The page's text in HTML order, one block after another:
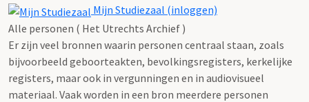
Mijn Studiezaal (inloggen)
Alle personen ( Het Utrechts Archief )
Er zijn veel bronnen waarin personen centraal staan, zoals
bijvoorbeeld geboorteakten, bevolkingsregisters, kerkelijke
registers, maar ook in vergunningen en in audiovisueel
materiaal. Vaak worden in een bron meerdere personen